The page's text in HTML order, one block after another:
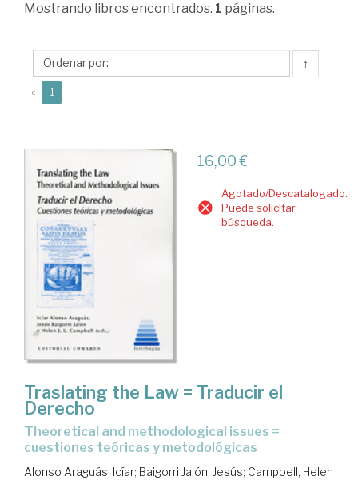
Alonso
Icíar
Mostrando libros encontrados. 1 páginas.
↑
« 1
16,00 €
Agotado/Descatalogado.
Puede solicitar
búsqueda.
Traslating the Law = Traducir el
Derecho
theoretical and methodological issues =
cuestiones teóricas y metodológicas
Alonso Araguás, Icíar; Baigorri Jalón, Jesús; Campbell, Helen